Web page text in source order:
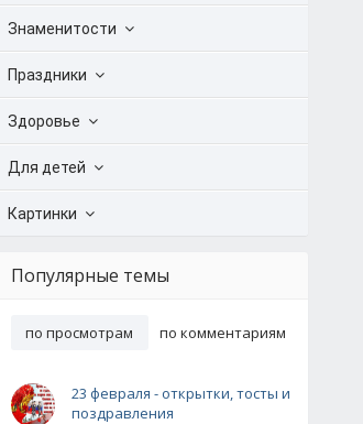
Знаменитости
Праздники
Здоровье
Для детей
Картинки
Популярные темы
по просмотрам по комментариям
23 февраля - открытки, тосты и
поздравления